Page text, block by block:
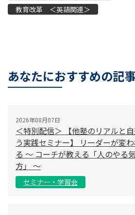
教育改革 ＜英語関連＞
あなたにおすすめの記
2026年08月07日
＜特別配信＞ 【他塾のリアルと
う実践セミナー】 リーダーが変
る 〜 コーチが教える「人のやる
方」 〜
セミナー・学習会